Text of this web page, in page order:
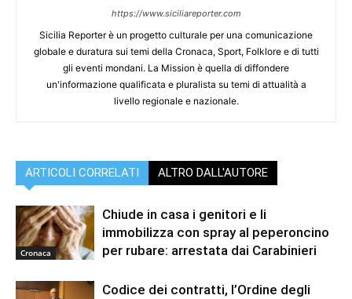
https://www.siciliareporter.com
Sicilia Reporter è un progetto culturale per una comunicazione
globale e duratura sui temi della Cronaca, Sport, Folklore e di tutti
gli eventi mondani. La Mission è quella di diffondere
un'informazione qualificata e pluralista su temi di attualità a
livello regionale e nazionale.
ARTICOLI CORRELATI ALTRO DALL'AUTORE
Cronaca
Chiude in casa i genitori e li
immobilizza con spray al peperoncino
per rubare: arrestata dai Carabinieri
Codice dei contratti, l’Ordine degli